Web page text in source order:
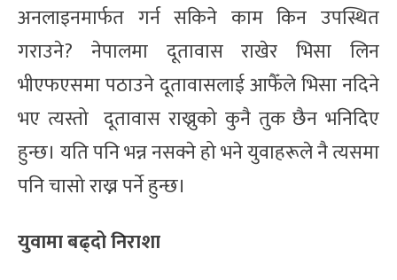
अनलाइनमार्फत गर्न सकिने काम किन उपस्थित
गराउने? नेपालमा दूतावास राखेर भिसा लिन
भीएफएसमा पठाउने दूतावासलाई आफैँले भिसा नदिने
भए त्यस्तो दूतावास राख्नुको कुनै तुक छैन भनिदिए
हुन्छ। यति पनि भन्न नसक्ने हो भने युवाहरूले नै त्यसमा
पनि चासो राख्न पर्ने हुन्छ।
युवामा बढ्दो निराशा